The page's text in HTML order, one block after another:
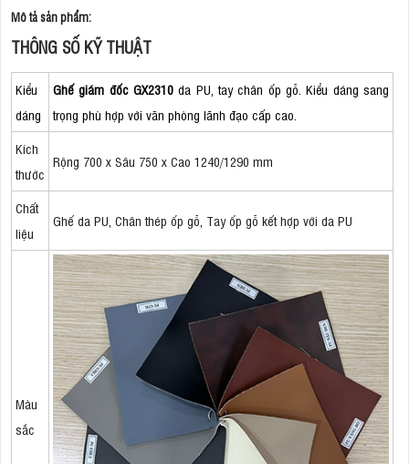
Mô tả sản phẩm:
THÔNG SỐ KỸ THUẬT
Kiểu
dáng
Ghế giám đốc GX2310 da PU, tay chân ốp gỗ. Kiểu dáng sang
trọng phù hợp với văn phòng lãnh đạo cấp cao.
Kích
thước
Rộng 700 x Sâu 750 x Cao 1240/1290 mm
Chất
liệu
Ghế da PU, Chân thép ốp gỗ, Tay ốp gỗ kết hợp với da PU
Màu
sắc